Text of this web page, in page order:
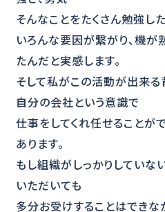
そんなことをたくさん勉強し
いろんな要因が繋がり、機が
たんだと実感します。
そして私がこの活動が出来
自分の会社という意識で
仕事をしてくれ任せることが
あります。
もし組織がしっかりしていな
いただいても
多分お受けすることはできな